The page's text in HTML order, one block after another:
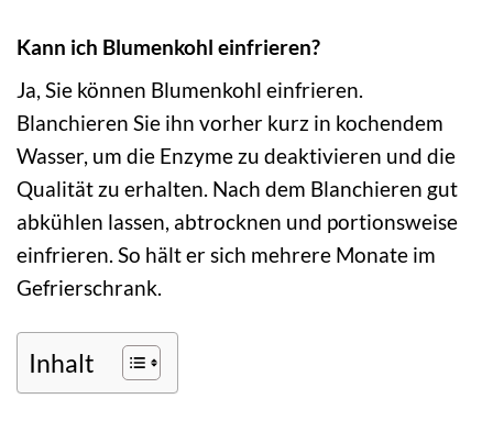
Kann ich Blumenkohl einfrieren?
Ja, Sie können Blumenkohl einfrieren.
Blanchieren Sie ihn vorher kurz in kochendem
Wasser, um die Enzyme zu deaktivieren und die
Qualität zu erhalten. Nach dem Blanchieren gut
abkühlen lassen, abtrocknen und portionsweise
einfrieren. So hält er sich mehrere Monate im
Gefrierschrank.
Inhalt